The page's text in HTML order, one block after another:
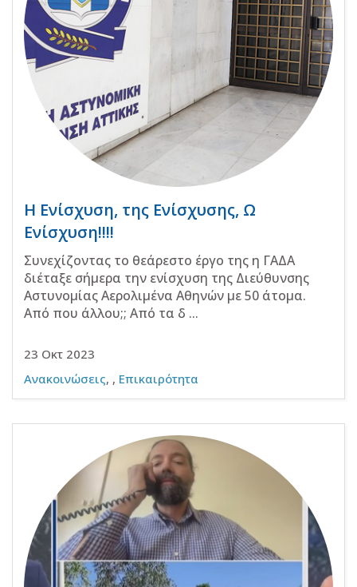
Η Ενίσχυση, της Ενίσχυσης, Ω
Ενίσχυση!!!!
Συνεχίζοντας το θεάρεστο έργο της η ΓΑΔΑ
διέταξε σήμερα την ενίσχυση της Διεύθυνσης
Αστυνομίας Αερολιμένα Αθηνών με 50 άτομα.
Από που άλλου;; Από τα δ ...
23 Οκτ 2023
Ανακοινώσεις, , Επικαιρότητα